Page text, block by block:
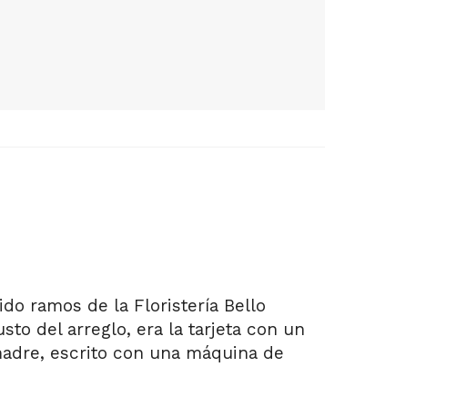
ramos de la Floristería Bello
del arreglo, era la tarjeta con un
escrito con una máquina de